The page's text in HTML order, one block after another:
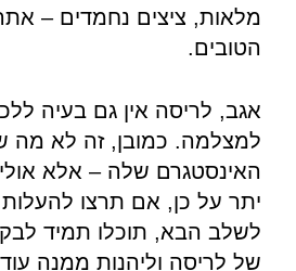
מלאות, ציצים נחמדים –
הטובים.
אגב, לריסה אין גם בעיה
למצלמה. כמובן, זה לא מה
האינסטגרם שלה – אלא
יתר על כן, אם תרצו
של לריסה וליהנות ממנה